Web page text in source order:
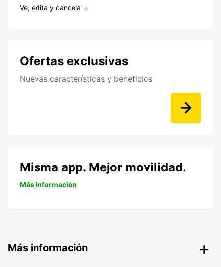
Ve, edita y cancela
Ofertas exclusivas
Nuevas características y beneficios
Misma app. Mejor movilidad.
Más información
Más información